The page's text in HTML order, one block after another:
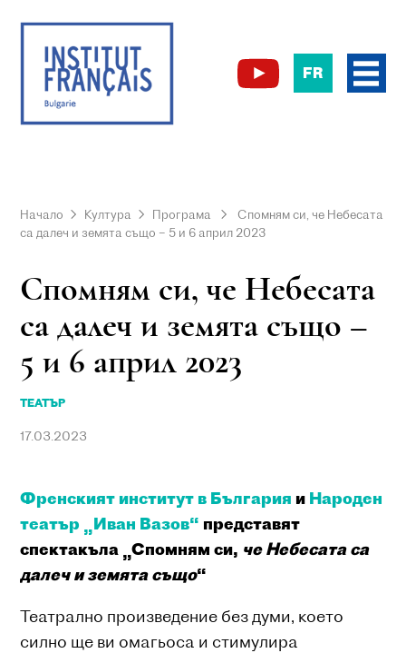
FR
Начало Култура Програма
Спомням си, че Небесата
са далеч и земята също – 5 и 6 април 2023
Спомням си, че Небесата
са далеч и земята също –
5 и 6 април 2023
ТЕАТЪР
17.03.2023
Френският институт в България и Народен
театър „Иван Вазов“ представят
спектакъла „Спомням си, че Небесата са
далеч и земята също“
Театрално произведение без думи, което
силно ще ви омагьоса и стимулира